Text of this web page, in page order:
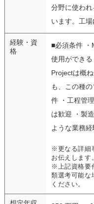
分野に使わ
います。工場
経験・資
格
■必須条件 ・
使用ができ
Projectは概
も、この種
件 ・工程管
は歓迎 ・製
ような業務経
※更なる詳細
お伝えします
※上記資格要
類選考可能な
ください。